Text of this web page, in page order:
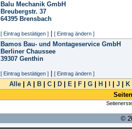
Balu Mechanik GmbH
Breubergstr. 37
64395 Brensbach
[ Eintrag bestätigen ] [ Eintrag ändern ]
Bamos Bau- und Montageservice GmbH
Berliner Chaussee
39307 Genthin
[ Eintrag bestätigen ] [ Eintrag ändern ]
Alle A B C D E F G H J K
©